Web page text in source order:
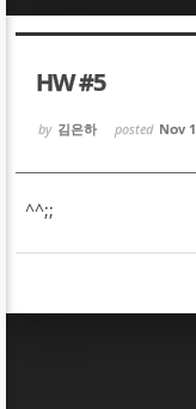
HW #5
by 김은하 posted Nov
^^;;